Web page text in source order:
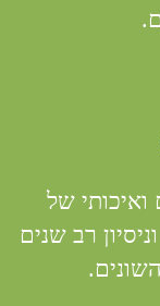
של
רב שנים